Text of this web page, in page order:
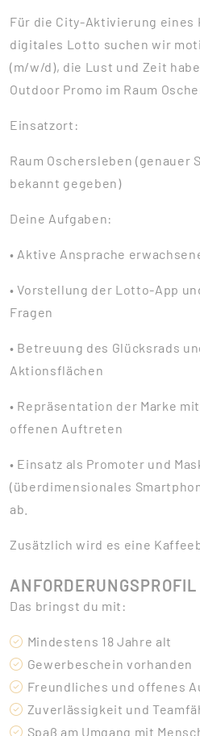
Für die City-Aktivierung eines
digitales Lotto suchen wir
(m/w/d), die Lust und Zeit
Outdoor Promo im Raum
Einsatzort:
Raum Oschersleben (genauer
bekannt gegeben)
Deine Aufgaben:
• Aktive Ansprache
• Vorstellung der Lotto-App
Fragen
• Betreuung des Glücksrads
Aktionsflächen
• Repräsentation der Marke
offenen Auftreten
• Einsatz als Promoter und
(überdimensionales
ab.
Zusätzlich wird es eine
ANFORDERUNGSPROFIL
Das bringst du mit:
Mindestens 18 Jahre alt
Gewerbeschein vorhanden
Freundliches und offenes
Zuverlässigkeit und
Spaß am Umgang mit